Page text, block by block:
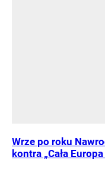
Wrze po roku
kontra „Cała